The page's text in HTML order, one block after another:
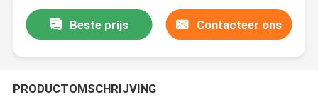
Beste prijs Contacteer ons
PRODUCTOMSCHRIJVING